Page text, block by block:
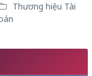
Thương hiệu Tài